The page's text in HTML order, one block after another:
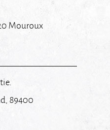
Mouroux
89400